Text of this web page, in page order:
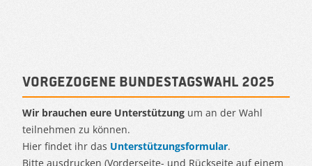
Vorgezogene Bundestagswahl 2025
Wir brauchen eure Unterstützung um an der Wahl
teilnehmen zu können.
Hier findet ihr das Unterstützungsformular.
Bitte ausdrucken (Vorderseite- und Rückseite auf einem